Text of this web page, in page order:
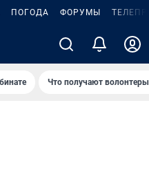
ПОГОДА ФОРУМЫ
Что получают